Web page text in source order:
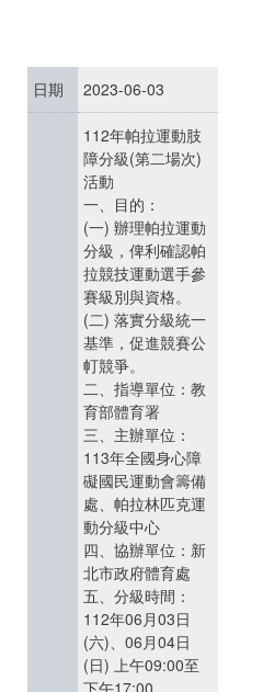
日期 2023-06-03
112年帕拉運動肢
障分級(第二場次)
活動
一、目的：
(一) 辦理帕拉運動
分級，俾利確認帕
拉競技運動選手參
賽級別與資格。
(二) 落實分級統一
基準，促進競賽公
帄競爭。
二、指導單位：教
育部體育署
三、主辦單位：
113年全國身心障
礙國民運動會籌備
處、帕拉林匹克運
動分級中心
四、協辦單位：新
北市政府體育處
五、分級時間：
112年06月03日
(六)、06月04日
(日) 上午09:00至
下午17:00